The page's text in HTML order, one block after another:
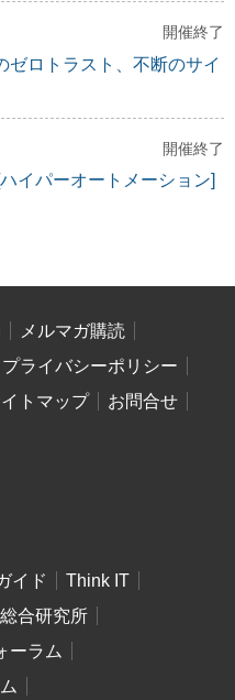
開催終了
ゼロトラスト、不断のサイ
開催終了
イパーオートメーション]
メルマガ購読
プライバシーポリシー
トマップ
お問合せ
イド
Think IT
合研究所
ーラム